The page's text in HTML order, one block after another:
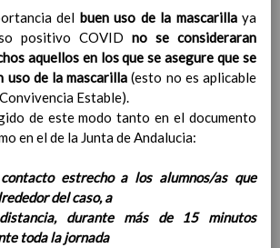
Ãreas Curriculares
InterrelaciÃ³n de las inteligencias
mÃºltiples con los objetivos generales
y de Ã¡reas curriculares.
Competencias bÃ¡sicas
ProgramaciÃ³n y relaciÃ³n de los
elementos curriculares del 2Âº ciclo de
EvaluaciÃ³n 15 noviembre 2019
InterrelaciÃ³n familiar-centro
educativo
AtenciÃ³n a la diversidad
del buen uso de la mascarillaya
positivo COVID no se consideraran
aquellos en los que se asegure que se
uso de la mascarilla (esto no es aplicable
Estable).
de este modo tanto en el documento
en el de la Junta de Andalucia:
estrecho a los alumnos/as que
del caso, a
durante más de 15 minutos
toda la jornada